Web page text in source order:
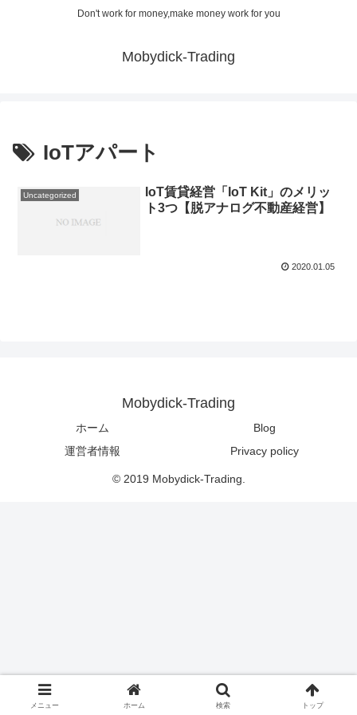
Don't work for money,make money work for you
Mobydick-Trading
IoTアパート
Uncategorized
IoT賃貸経営「IoT Kit」のメリッ
ト3つ【脱アナログ不動産経営】
2020.01.05
Mobydick-Trading
ホーム
Blog
運営者情報
Privacy policy
© 2019 Mobydick-Trading.
メニュー ホーム 検索 トップ